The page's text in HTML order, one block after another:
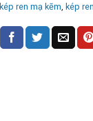
kép ren mạ kẽm, kép